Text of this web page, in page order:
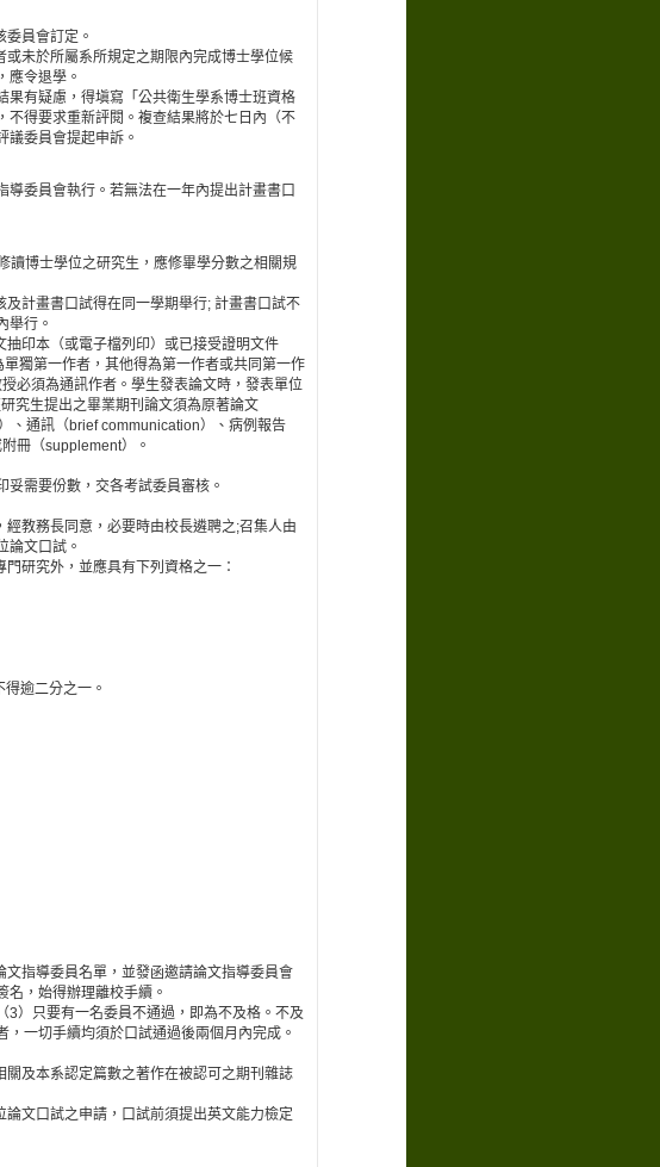
員會訂定。
未於所屬系所規定之期限內完成博士學位候
應令退學。
果有疑慮，得塡寫「公共衛生學系博士班資格
不得要求重新評閱。複查結果將於七日內（不
議委員會提起申訴。
委員會執行。若無法在一年內提出計畫書口
讀博士學位之研究生，應修畢學分數之相關規
計畫書口試得在同一學期舉行; 計畫書口試不
舉行。
印本（或電子檔列印）或已接受證明文件
獨第一作者，其他得為第一作者或共同第一作
必須為通訊作者。學生發表論文時，發表單位
究生提出之畢業期刊論文須為原著論文
、通訊（brief communication）、病例報告
冊（supplement）。
需要份數，交各考試委員審核。
教務長同意，必要時由校長遴聘之;召集人由
論文口試。
研究外，並應具有下列資格之一：
逾二分之一。
指導委員名單，並發函邀請論文指導委員會
，始得辦理離校手續。
）只要有一名委員不通過，即為不及格。不及
一切手續均須於口試通過後兩個月內完成。
及本系認定篇數之著作在被認可之期刊雜誌
文口試之申請，口試前須提出英文能力檢定